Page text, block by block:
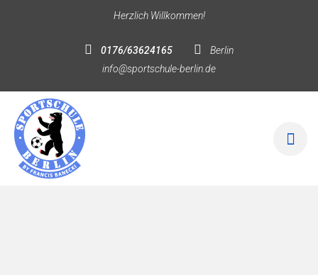
Herzlich Willkommen!
0176/63624165
Berlin
info@sportschule-berlin.de